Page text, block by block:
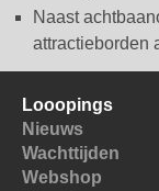
Naast
attractieborden
Looopings
Nieuws
Wachttijden
Webshop